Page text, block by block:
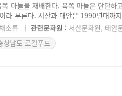
마늘을 재배한다. 육쪽 마늘은 단단하
이라 부른다. 서산과 태안은 1990년대까
안에서 생산된 마늘을 모두 지칭한다.
고, 육질이 단단해 보관성이 좋다. 재래
어 생산한 새로운 품종은 ‘태안종’이라
소류 관련문화원 : 서산문화원, 태안
청남도 로컬푸드